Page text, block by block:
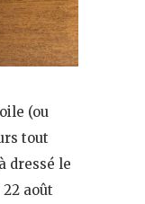
(ou
tout
dressé le
août